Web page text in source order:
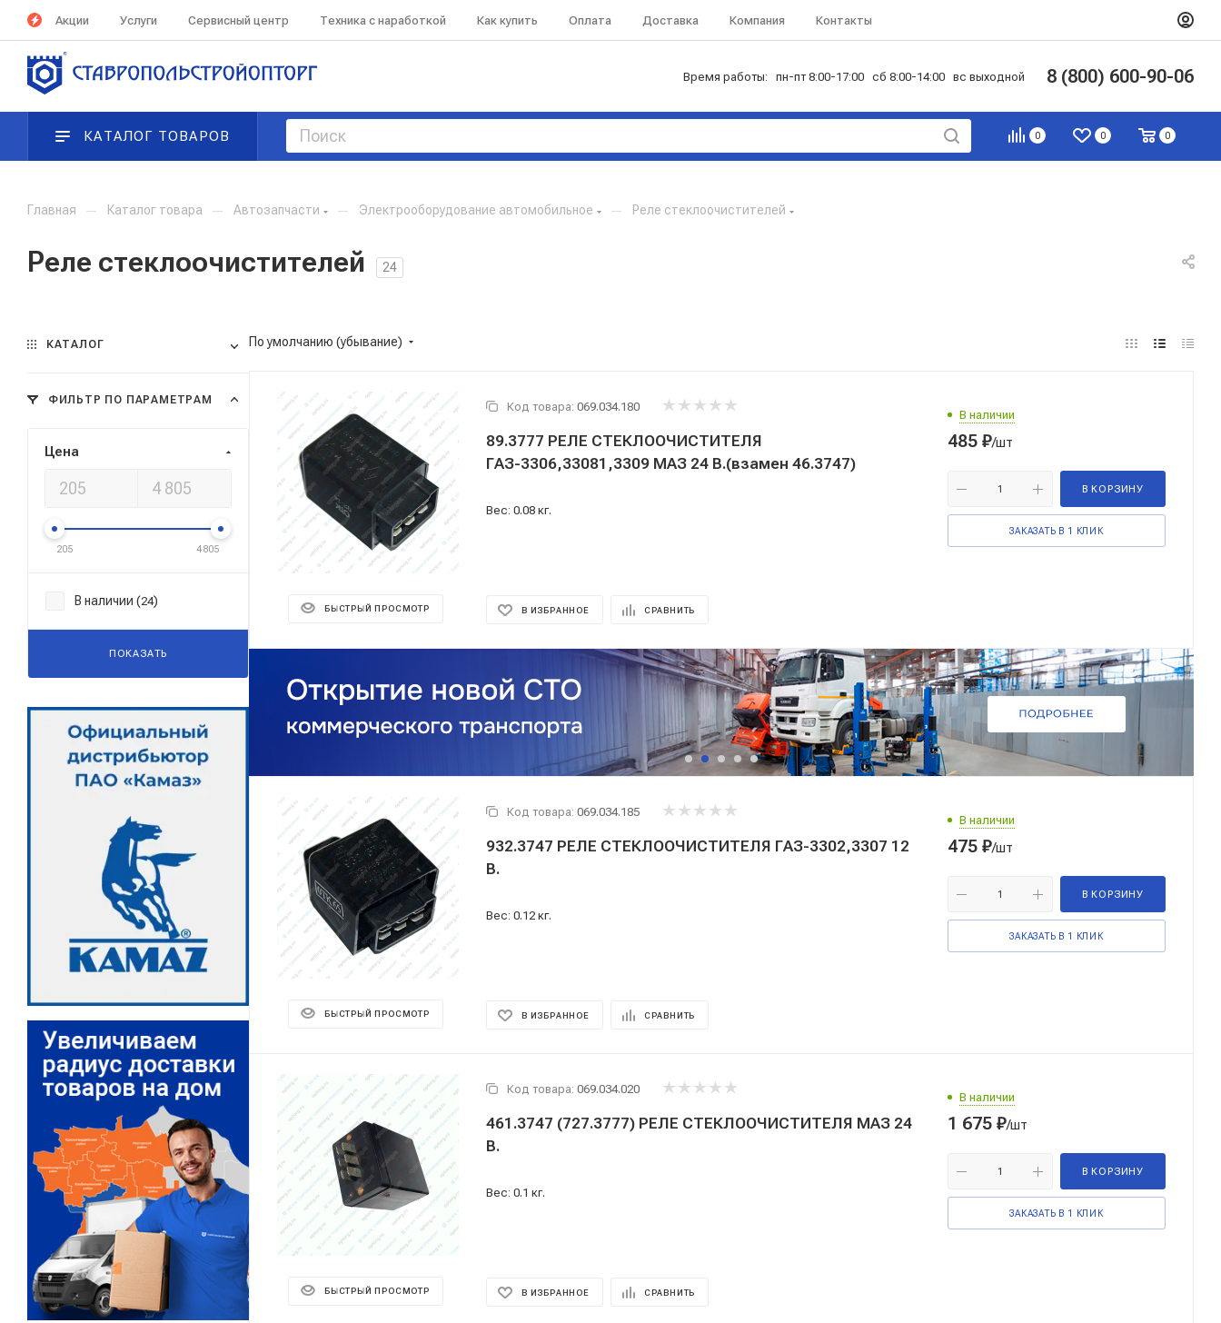
Акции Услуги Сервисный центр Техника с наработкой Как купить Оплата Доставка Компания Контакты
Время работы: пн-пт 8:00-17:00 сб 8:00-14:00 вс выходной 8 (800) 600-90-06
0 0 0
КАТАЛОГ ТОВАРОВ
Главная — Каталог товара — Автозапчасти — Электрооборудование автомобильное — Реле стеклоочистителей
Реле стеклоочистителей 24
По умолчанию (убывание)
БЫСТРЫЙ ПРОСМОТР
Код товара: 069.034.180
89.3777 РЕЛЕ СТЕКЛООЧИСТИТЕЛЯ
ГАЗ-3306,33081,3309 МАЗ 24 В.(взамен 46.3747)
Вес: 0.08 кг.
В ИЗБРАННОЕ СРАВНИТЬ
В наличии
485 ₽/шт
В КОРЗИНУ
ЗАКАЗАТЬ В 1 КЛИК
БЫСТРЫЙ ПРОСМОТР
Код товара: 069.034.185
932.3747 РЕЛЕ СТЕКЛООЧИСТИТЕЛЯ ГАЗ-3302,3307 12
В.
Вес: 0.12 кг.
В ИЗБРАННОЕ СРАВНИТЬ
В наличии
475 ₽/шт
В КОРЗИНУ
ЗАКАЗАТЬ В 1 КЛИК
БЫСТРЫЙ ПРОСМОТР
Код товара: 069.034.020
461.3747 (727.3777) РЕЛЕ СТЕКЛООЧИСТИТЕЛЯ МАЗ 24
В.
Вес: 0.1 кг.
В ИЗБРАННОЕ СРАВНИТЬ
В наличии
1 675 ₽/шт
В КОРЗИНУ
ЗАКАЗАТЬ В 1 КЛИК
КАТАЛОГ
ФИЛЬТР ПО ПАРАМЕТРАМ
Цена
205 4 805
В наличии (24)
ПОКАЗАТЬ